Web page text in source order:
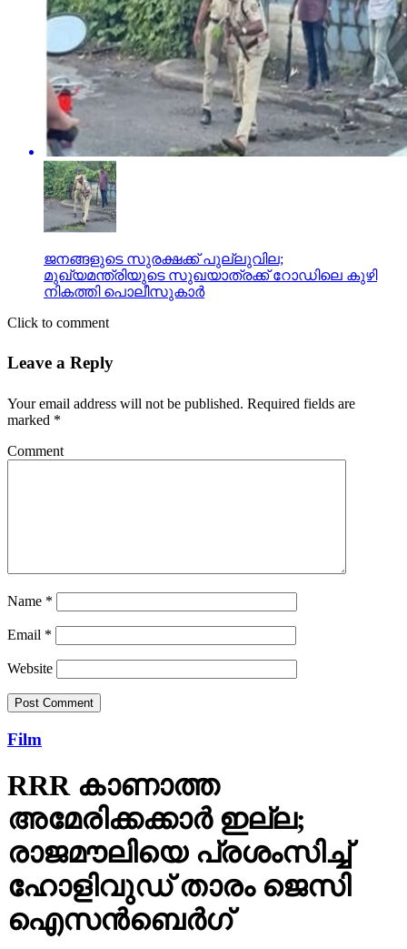
ജനങ്ങളുടെ സുരക്ഷക്ക് പുല്ലുവില;
മുഖ്യമന്ത്രിയുടെ സുഖയാത്രക്ക് റോഡിലെ കുഴി
നികത്തി പൊലീസുകാര്‍
Click to comment
Leave a Reply
Your email address will not be published. Required fields are
marked *
Comment
Name *
Email *
Website
Film
RRR കാണാത്ത
അമേരിക്കക്കാര്‍ ഇല്ല;
രാജമൗലിയെ പ്രശംസിച്ച്
ഹോളിവുഡ് താരം ജെസി
ഐസന്‍ബെര്‍ഗ്